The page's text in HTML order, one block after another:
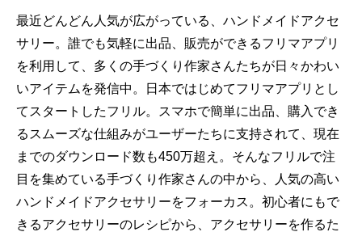
最近どんどん人気が広がっている、ハンドメイドアクセ
サリー。誰でも気軽に出品、販売ができるフリマアプリ
を利用して、多くの手づくり作家さんたちが日々かわい
いアイテムを発信中。日本ではじめてフリマアプリとし
てスタートしたフリル。スマホで簡単に出品、購入でき
るスムーズな仕組みがユーザーたちに支持されて、現在
までのダウンロード数も450万超え。そんなフリルで注
目を集めている手づくり作家さんの中から、人気の高い
ハンドメイドアクセサリーをフォーカス。初心者にもで
きるアクセサリーのレシピから、アクセサリーを作るた